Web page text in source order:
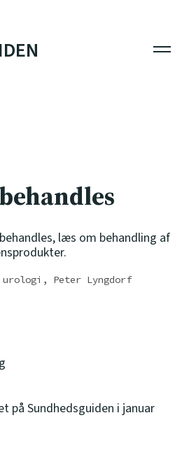
læs om behandling af
Peter Lyngdorf
på Sundhedsguiden i januar